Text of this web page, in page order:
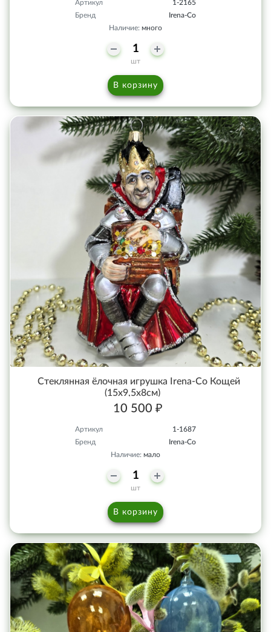
Артикул
1-2165
Бренд
Irena-Co
Наличие: много
шт
В корзину
Стеклянная ёлочная игрушка Irena-Co Кощей
(15х9,5х8см)
10 500 ₽
Артикул
1-1687
Бренд
Irena-Co
Наличие: мало
шт
В корзину